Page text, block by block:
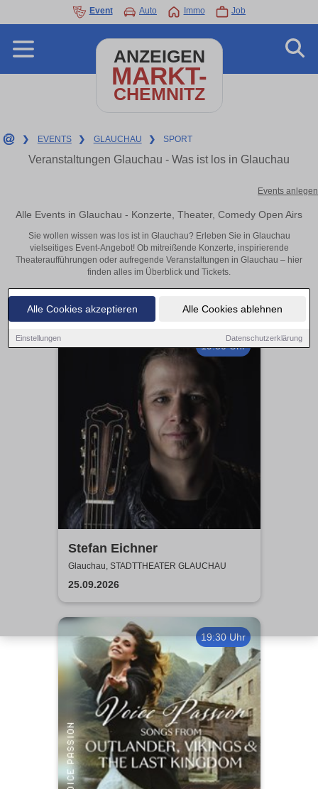
Alle Cookies akzeptieren Alle Cookies ablehnen
Einstellungen Datenschutzerklärung
Event Auto Immo Job
ANZEIGEN
MARKT-
CHEMNITZ
❯ EVENTS ❯ GLAUCHAU ❯ SPORT
Veranstaltungen Glauchau - Was ist los in Glauchau
Events anlegen
Alle Events in Glauchau - Konzerte, Theater, Comedy Open Airs
Sie wollen wissen was los ist in Glauchau? Erleben Sie in Glauchau
vielseitiges Event-Angebot! Ob mitreißende Konzerte, inspirierende
Theateraufführungen oder aufregende Veranstaltungen in Glauchau – hier
finden alles im Überblick und Tickets.
19:30 Uhr
Stefan Eichner
Glauchau, STADTTHEATER GLAUCHAU
25.09.2026
19:30 Uhr